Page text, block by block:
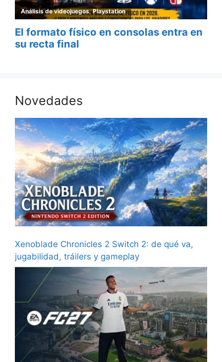
Novedades
Xenoblade Chronicles 2 Switch 2: de qué va,
jugabilidad, tráilers y gameplay